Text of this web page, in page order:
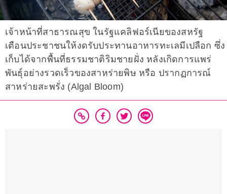
เจ้าหน้าที่สาธารณสุข ในรัฐแคลิฟอร์เนียของสหรัฐ
เตือนประชาชนให้งดรับประทานอาหารทะเลมีเปลือก ซึ่ง
เก็บได้จากพื้นที่ธรรมชาติริมชายฝั่ง หลังเกิดการแพร่
พันธุ์อย่างรวดเร็วของสาหร่ายพิษ หรือ ปรากฏการณ์
สาหร่ายสะพรั่ง (Algal Bloom)